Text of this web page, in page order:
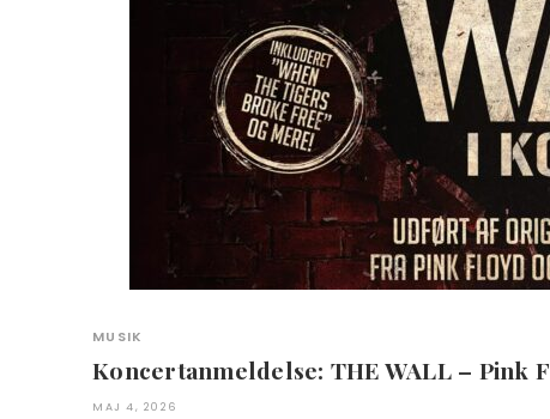
MUSIK
Koncertanmeldelse: THE WALL – Pink
MAJ 4, 2026